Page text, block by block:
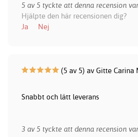
5 av 5 tyckte att denna recension
Hjälpte den här recensionen dig?
Ja
Nej
(5 av 5) av Gitte Carina
Snabbt och lätt leverans
3 av 5 tyckte att denna recension